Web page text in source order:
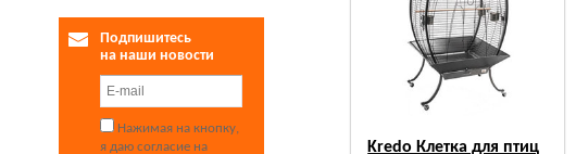
Подпишитесь
на наши новости
Нажимая на кнопку,
я даю согласие на
Kredo Клетка для птиц